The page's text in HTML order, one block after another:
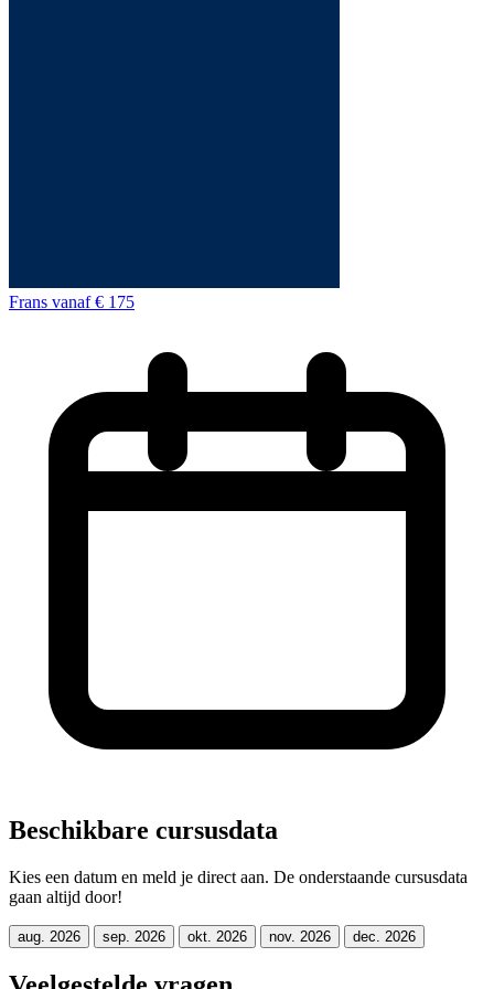
Frans vanaf € 175
Beschikbare cursusdata
Kies een datum en meld je direct aan. De onderstaande cursusdata
gaan altijd door!
aug. 2026 sep. 2026 okt. 2026 nov. 2026 dec. 2026